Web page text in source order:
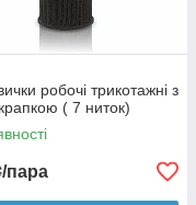
робочі трикотажні з
( 7 ниток)
пара